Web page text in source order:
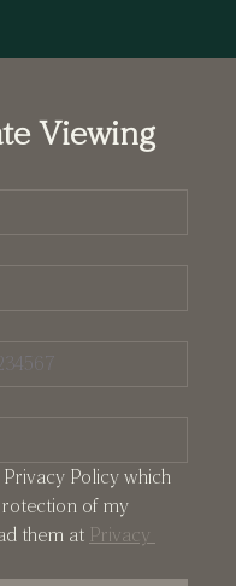
Viewing
Policy which
of my
them at Privacy